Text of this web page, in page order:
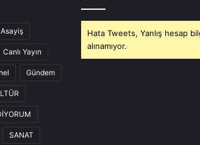
Asayiş
Canlı Yayın
Gündem
SANAT
Hata Tweets, Yanlış hesap
alınamıyor.